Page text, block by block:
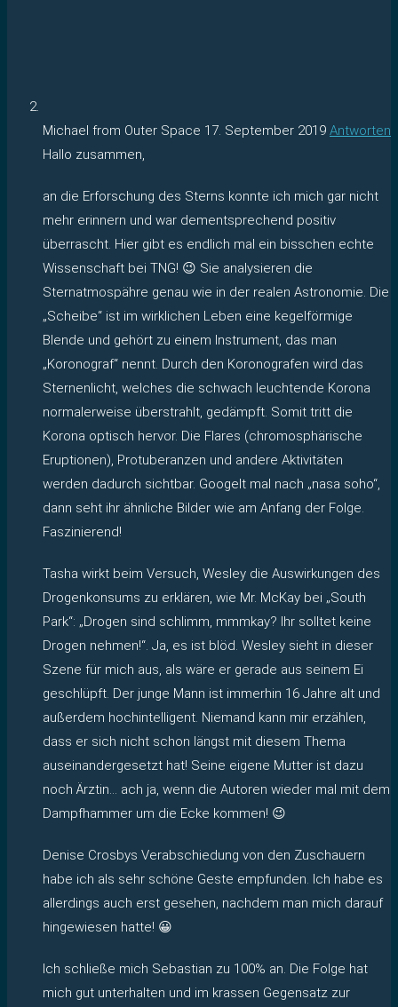
Michael from Outer Space 17. September 2019 Antworten
Hallo zusammen,
an die Erforschung des Sterns konnte ich mich gar nicht
mehr erinnern und war dementsprechend positiv
überrascht. Hier gibt es endlich mal ein bisschen echte
Wissenschaft bei TNG! 😉 Sie analysieren die
Sternatmospähre genau wie in der realen Astronomie. Die
„Scheibe“ ist im wirklichen Leben eine kegelförmige
Blende und gehört zu einem Instrument, das man
„Koronograf“ nennt. Durch den Koronografen wird das
Sternenlicht, welches die schwach leuchtende Korona
normalerweise überstrahlt, gedämpft. Somit tritt die
Korona optisch hervor. Die Flares (chromosphärische
Eruptionen), Protuberanzen und andere Aktivitäten
werden dadurch sichtbar. Googelt mal nach „nasa soho“,
dann seht ihr ähnliche Bilder wie am Anfang der Folge.
Faszinierend!
Tasha wirkt beim Versuch, Wesley die Auswirkungen des
Drogenkonsums zu erklären, wie Mr. McKay bei „South
Park“: „Drogen sind schlimm, mmmkay? Ihr solltet keine
Drogen nehmen!“. Ja, es ist blöd. Wesley sieht in dieser
Szene für mich aus, als wäre er gerade aus seinem Ei
geschlüpft. Der junge Mann ist immerhin 16 Jahre alt und
außerdem hochintelligent. Niemand kann mir erzählen,
dass er sich nicht schon längst mit diesem Thema
auseinandergesetzt hat! Seine eigene Mutter ist dazu
noch Ärztin… ach ja, wenn die Autoren wieder mal mit dem
Dampfhammer um die Ecke kommen! 😉
Denise Crosbys Verabschiedung von den Zuschauern
habe ich als sehr schöne Geste empfunden. Ich habe es
allerdings auch erst gesehen, nachdem man mich darauf
hingewiesen hatte! 😀
Ich schließe mich Sebastian zu 100% an. Die Folge hat
mich gut unterhalten und im krassen Gegensatz zur